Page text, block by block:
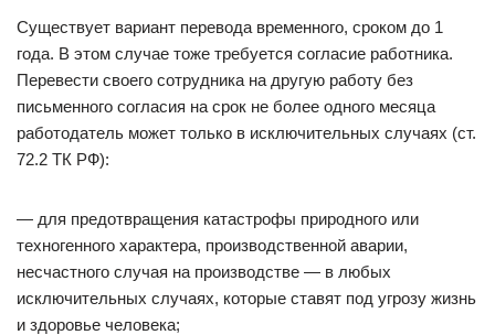
Существует вариант перевода временного, сроком до 1
года. В этом случае тоже требуется согласие работника.
Перевести своего сотрудника на другую работу без
письменного согласия на срок не более одного месяца
работодатель может только в исключительных случаях (ст.
72.2 ТК РФ):
— для предотвращения катастрофы природного или
техногенного характера, производственной аварии,
несчастного случая на производстве — в любых
исключительных случаях, которые ставят под угрозу жизнь
и здоровье человека;